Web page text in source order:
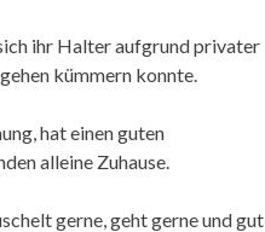
ihr Halter aufgrund privater
kümmern konnte.
hat einen guten
alleine Zuhause.
gerne, geht gerne und gut